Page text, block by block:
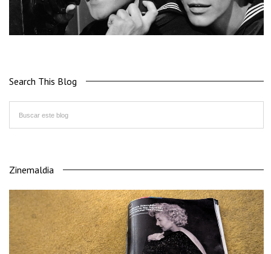
Search This Blog
Zinemaldia